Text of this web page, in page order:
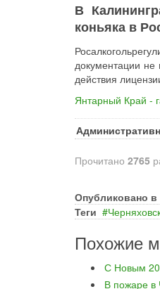
В
коньяка в
документации
действия
Янтарный Край -
Прочитано 2765
Опубликовано в
Теги
Похожие
С Новым
В пожаре в